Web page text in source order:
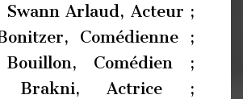
Arlaud, Acteur ;
Comédienne ;
Comédien ;
Brakni, Actrice ;